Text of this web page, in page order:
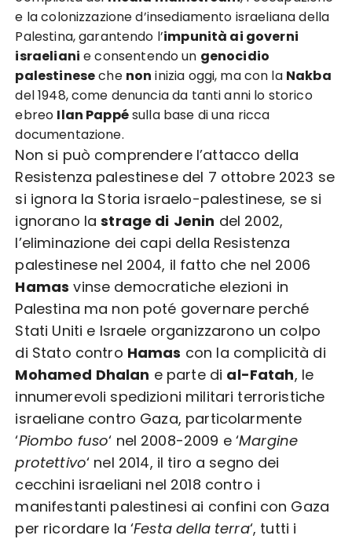
e la colonizzazione d’insediamento israeliana della
Palestina, garantendo l’impunità ai governi
israeliani e consentendo un genocidio
palestineseche non inizia oggi, ma con la Nakba
del 1948, come denuncia da tanti anni lo storico
ebreo Ilan Pappésulla base di una ricca
documentazione.
Non si può comprendere l’attacco della
Resistenza palestinese del 7 ottobre 2023 se
si ignora la Storia israelo-palestinese, se si
ignorano lastrage di Jenin del 2002,
l’eliminazione dei capi della Resistenza
palestinese nel 2004, il fatto che nel 2006
Hamas vinse democratiche elezioni in
Palestina ma non poté governare perché
Stati Uniti e Israele organizzarono un colpo
di Stato contro Hamas con la complicità di
Mohamed Dhalan e parte di al-Fatah, le
innumerevoli spedizioni militari terroristiche
israeliane contro Gaza, particolarmente
‘Piombo fuso‘ nel 2008-2009 e ‘Margine
protettivo‘ nel 2014, il tiro a segno dei
cecchini israeliani nel 2018 contro i
manifestanti palestinesi ai confini con Gaza
per ricordare la ‘Festa della terra‘, tutti i